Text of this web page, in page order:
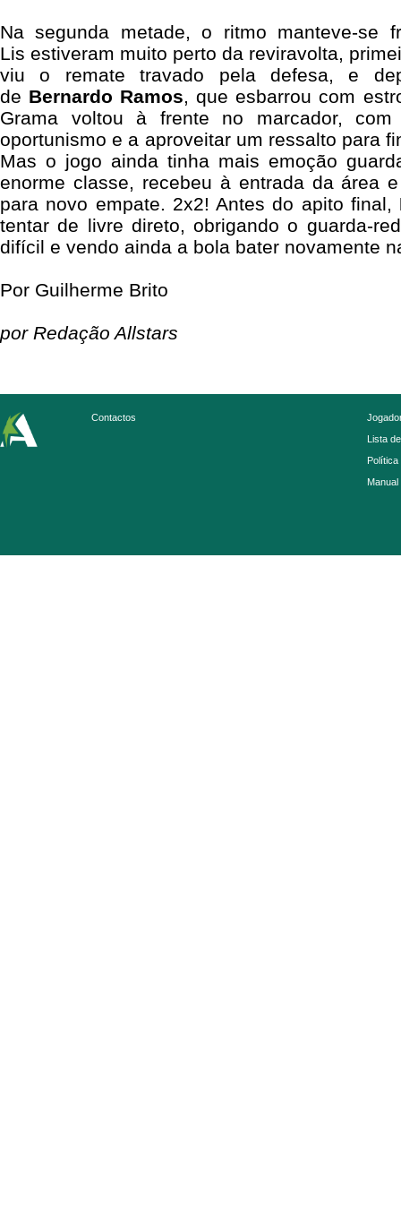
Na segunda metade, o ritmo manteve-se
Lis estiveram muito perto da reviravolta,
viu o remate travado pela defesa, e
de Bernardo Ramos, que esbarrou com
Grama voltou à frente no marcador,
oportunismo e a aproveitar um ressalto para
Mas o jogo ainda tinha mais emoção
enorme classe, recebeu à entrada da área
para novo empate. 2x2! Antes do apito final,
tentar de livre direto, obrigando o guarda-
difícil e vendo ainda a bola bater novamente
Por Guilherme Brito
por Redação Allstars
Contactos
Lista
Política